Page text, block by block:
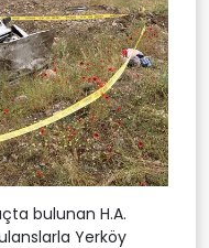
bulunan H.A.
Yerköy